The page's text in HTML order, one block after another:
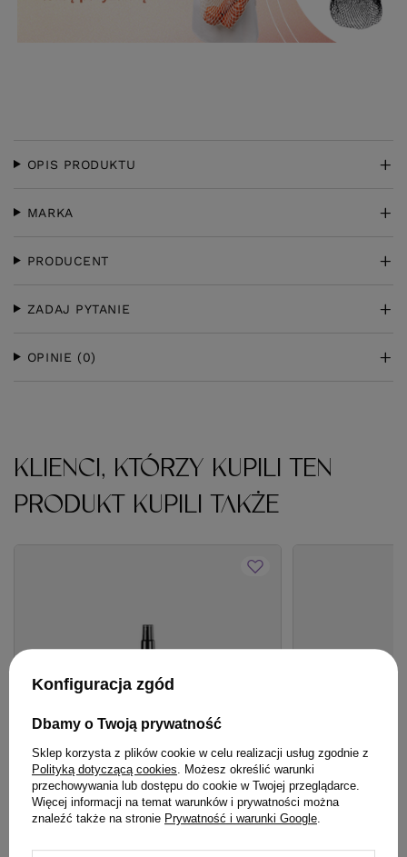
OPIS PRODUKTU
MARKA
PRODUCENT
ZADAJ PYTANIE
OPINIE (0)
KLIENCI, KTÓRZY KUPILI TEN
PRODUKT KUPILI TAKŻE
BESTSELLER
Spray Hair Expert 8 w 1 regeneracja z
OFERTA
Szampon
Konfiguracja zgód
Dbamy o Twoją prywatność
Sklep korzysta z plików cookie w celu realizacji usług zgodnie z
Polityką dotyczącą cookies . Możesz określić warunki
przechowywania lub dostępu do cookie w Twojej przeglądarce.
Więcej informacji na temat warunków i prywatności można
znaleźć także na stronie Prywatność i warunki Google